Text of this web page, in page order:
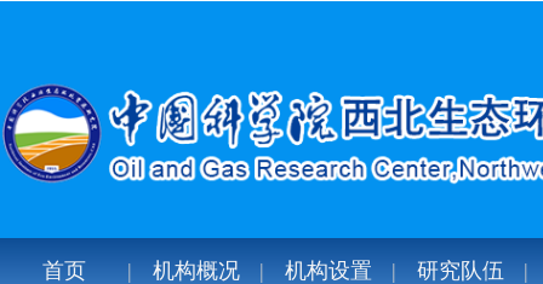
首页 机构概况 机构设置 研究队伍